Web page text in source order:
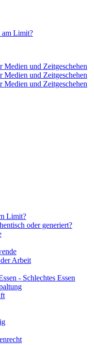
Limit?
oder generiert?
Arbeit
- Schlechtes Essen